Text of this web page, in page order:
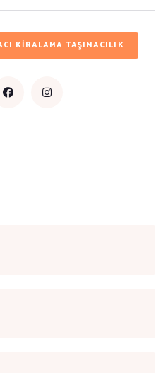
KİRALAMA TAŞIMACILIK